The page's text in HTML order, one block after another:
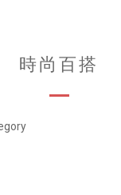
時尚百搭